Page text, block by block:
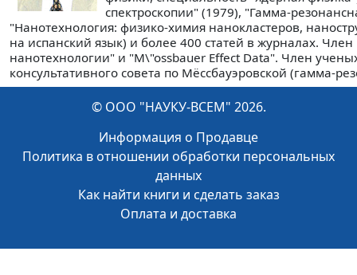
спектроскопии" (1979), "Гамма-
"Нанотехнология: физико-химия нанокластеров,
на испанский язык) и более 400 статей в журналах.
нанотехнологии" и "M\"ossbauer Effect Data". Член
консультативного совета по Мёссбауэровской (гамма-
© ООО "НАУКУ-ВСЕМ" 2026.
Информация о Продавце
Политика в отношении обработки персональных
данных
Как найти книги и сделать заказ
Оплата и доставка